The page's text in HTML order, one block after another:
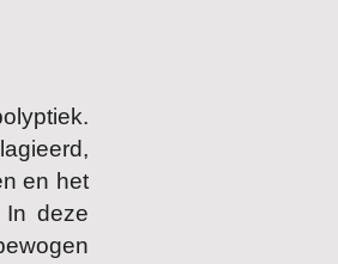
en het
In deze